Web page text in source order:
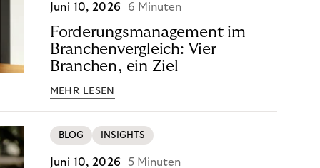
Juni 10, 2026 6 Minuten
Forderungsmanagement im
Branchenvergleich: Vier
Branchen, ein Ziel
MEHR LESEN
BLOG INSIGHTS
Juni 10, 2026 5 Minuten